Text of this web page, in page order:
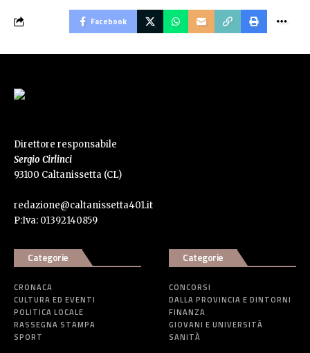
Facebook
Direttore responsabile
Sergio Cirlinci
93100 Caltanissetta (CL)
redazione@caltanissetta401.it
P:Iva: 01392140859
Categorie
CRONACA
CULTURA ED EVENTI
POLITICA LOCALE
RASSEGNA STAMPA
SPORT
Categorie
CONCORSI
DALLA PROVINCIA E DINTORNI
FINANZA
GIOVANI E UNIVERSITÀ
SANITÀ